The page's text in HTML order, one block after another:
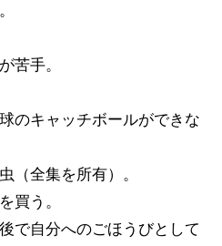
苦手。
のキャッチボールができな
（全集を所有）。
買う。
で自分へのごほうびとして